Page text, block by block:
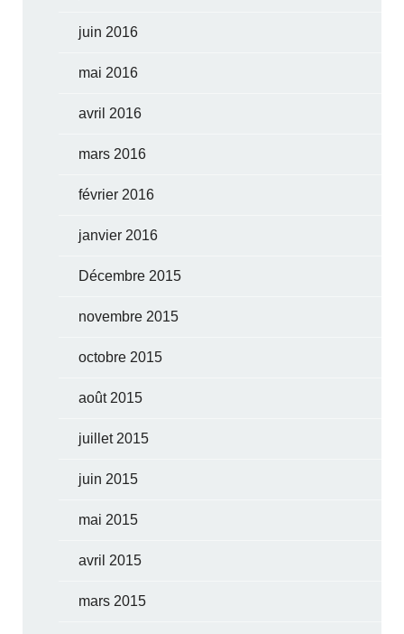
juin 2016
mai 2016
avril 2016
mars 2016
février 2016
janvier 2016
Décembre 2015
novembre 2015
octobre 2015
août 2015
juillet 2015
juin 2015
mai 2015
avril 2015
mars 2015